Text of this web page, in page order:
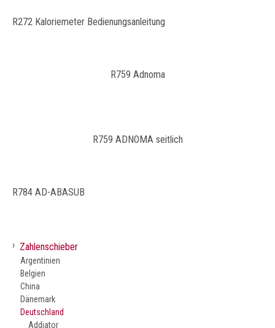
R272 Kaloriemeter Bedienungsanleitung
R759 Adnoma
R759 ADNOMA seitlich
R784 AD-ABASUB
› Zahlenschieber
Argentinien
Belgien
China
Dänemark
Deutschland
Addiator